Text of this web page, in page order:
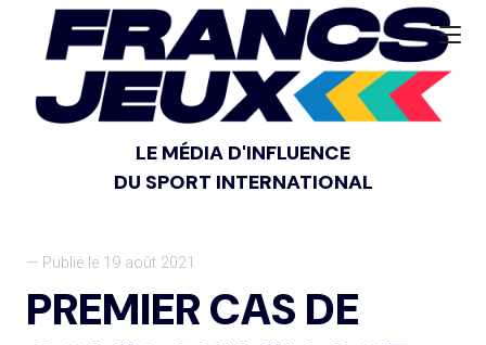
LE MÉDIA D'INFLUENCE
DU SPORT INTERNATIONAL
— Publié le 19 août 2021
PREMIER CAS DE